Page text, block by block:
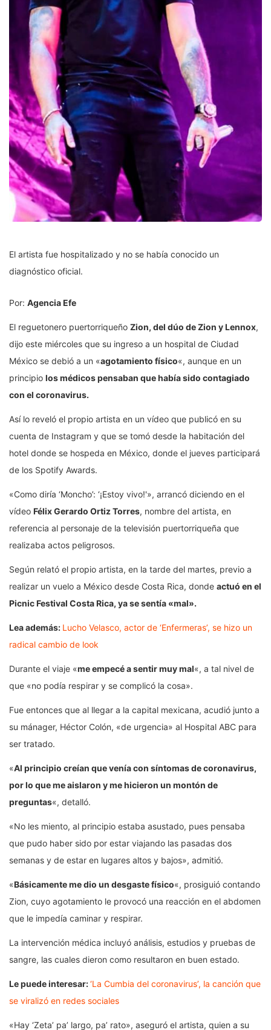
El artista fue hospitalizado y no se había conocido un
diagnóstico oficial.
Por: Agencia Efe
El reguetonero puertorriqueño Zion, del dúo de Zion y Lennox,
dijo este miércoles que su ingreso a un hospital de Ciudad
México se debió a un «agotamiento físico«, aunque en un
principio los médicos pensaban que había sido contagiado
con el coronavirus.
Así lo reveló el propio artista en un vídeo que publicó en su
cuenta de Instagram y que se tomó desde la habitación del
hotel donde se hospeda en México, donde el jueves participará
de los Spotify Awards.
«Como diría ‘Moncho’: ‘¡Estoy vivo!'», arrancó diciendo en el
vídeo Félix Gerardo Ortiz Torres, nombre del artista, en
referencia al personaje de la televisión puertorriqueña que
realizaba actos peligrosos.
Según relató el propio artista, en la tarde del martes, previo a
realizar un vuelo a México desde Costa Rica, donde actuó en el
Picnic Festival Costa Rica, ya se sentía «mal».
Lea además: Lucho Velasco, actor de ‘Enfermeras’, se hizo un
radical cambio de look
Durante el viaje «me empecé a sentir muy mal«, a tal nivel de
que «no podía respirar y se complicó la cosa».
Fue entonces que al llegar a la capital mexicana, acudió junto a
su mánager, Héctor Colón, «de urgencia» al Hospital ABC para
ser tratado.
«Al principio creían que venía con síntomas de coronavirus,
por lo que me aislaron y me hicieron un montón de
preguntas«, detalló.
«No les miento, al principio estaba asustado, pues pensaba
que pudo haber sido por estar viajando las pasadas dos
semanas y de estar en lugares altos y bajos», admitió.
«Básicamente me dio un desgaste físico«, prosiguió contando
Zion, cuyo agotamiento le provocó una reacción en el abdomen
que le impedía caminar y respirar.
La intervención médica incluyó análisis, estudios y pruebas de
sangre, las cuales dieron como resultaron en buen estado.
Le puede interesar:‘La Cumbia del coronavirus’, la canción que
se viralizó en redes sociales​​​​​​​
«Hay ‘Zeta’ pa’ largo, pa’ rato», aseguró el artista, quien a su